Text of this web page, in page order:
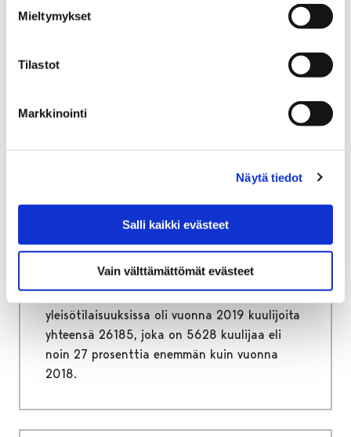
Mieltymykset
Tilastot
Markkinointi
Näytä tiedot
Salli kaikki evästeet
Vain välttämättömät evästeet
tapaamisia eri puolilla Poria. Ensimmäinen
helmikuuta.
kuulijamäärät nousivat
selvästi vuonna 2019
Pori Sinfoniettan konserteissa ja erilaisissa
yleisötilaisuuksissa oli vuonna 2019 kuulijoita
yhteensä 26185, joka on 5628 kuulijaa eli
noin 27 prosenttia enemmän kuin vuonna
2018.